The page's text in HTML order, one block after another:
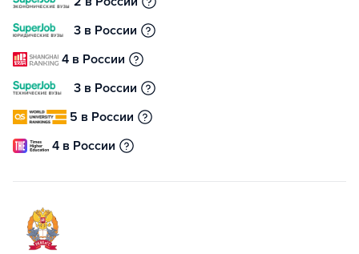
3 в России
4 в России
3 в России
5 в России
4 в России